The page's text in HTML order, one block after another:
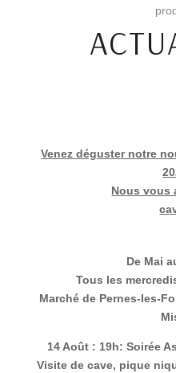
Venez déguster notre
Nous vous
De Mai
Tous les
Marché de Pernes-les-
14 Août : 19h: Soirée
Visite de cave, pique